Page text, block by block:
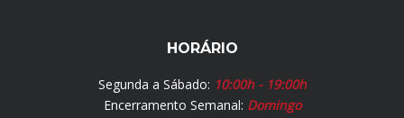
HORÁRIO
Segunda a Sábado: 10:00h - 19:00h
Encerramento Semanal: Domingo